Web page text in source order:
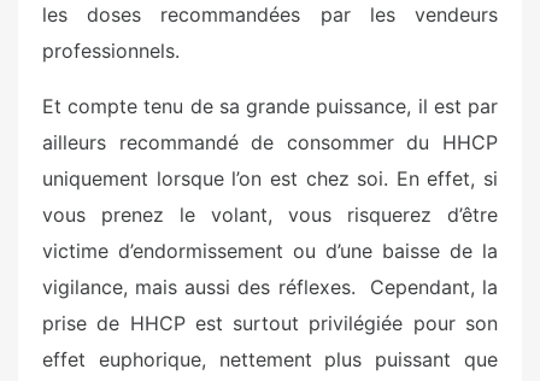
les doses recommandées par les vendeurs
professionnels.
Et compte tenu de sa grande puissance, il est par
ailleurs recommandé de consommer du HHCP
uniquement lorsque l’on est chez soi. En effet, si
vous prenez le volant, vous risquerez d’être
victime d’endormissement ou d’une baisse de la
vigilance, mais aussi des réflexes. Cependant, la
prise de HHCP est surtout privilégiée pour son
effet euphorique, nettement plus puissant que